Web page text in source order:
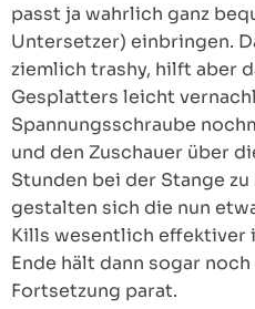
passt ja wahrlich ganz
Untersetzer) einbringen.
ziemlich trashy, hilft aber
Gesplatters leicht
Spannungsschraube
und den Zuschauer über
Stunden bei der Stange
gestalten sich die nun
Kills wesentlich effektiver
Ende hält dann sogar
Fortsetzung parat.